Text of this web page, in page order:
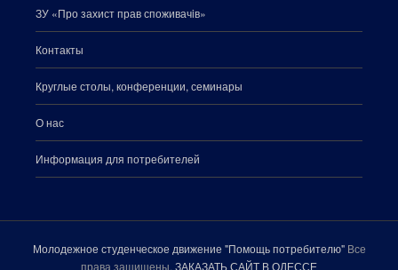
ЗУ «Про захист прав споживачiв»
Контакты
Круглые столы, конференции, семинары
О нас
Информация для потребителей
Молодежное студенческое движение "Помощь потребителю" Все
права защищены. ЗАКАЗАТЬ САЙТ В ОДЕССЕ